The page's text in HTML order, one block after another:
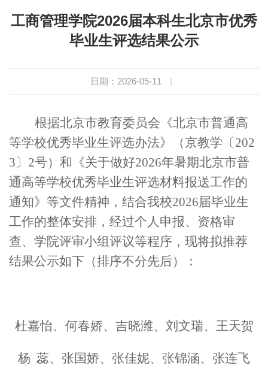
工商管理学院2026届本科生北京市优秀
毕业生评选结果公示
日期：2026-05-11 |
根据北京市教育委员会《北京市普通高
等学校优秀毕业生评选办法》（京教学〔202
3〕2号）和《关于做好2026年暑期北京市普
通高等学校优秀毕业生评选材料报送工作的
通知》等文件精神，结合我校2026届毕业生
工作的整体安排，经过个人申报、资格审
查、学院评审小组评议等程序，现将拟推荐
结果公示如下（排序不分先后）：
杜嘉怡、何春娇、吉晓潍、刘文瑞、王天贺
杨 蕊、张国娇、张佳妮、张锦涵、张连飞